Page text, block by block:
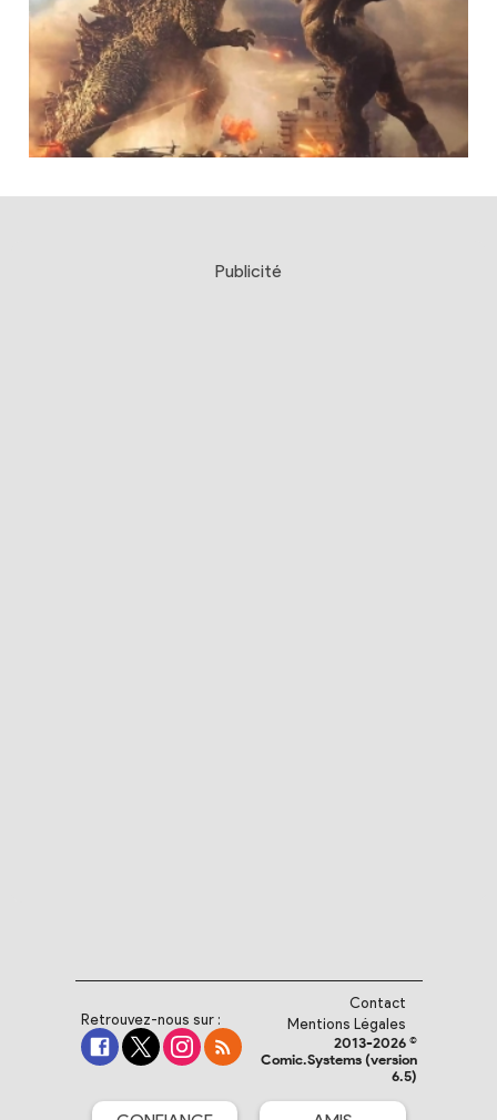
Publicité
Retrouvez-nous sur :
Contact
Mentions Légales
2013-2026 ©
Comic.Systems (version
6.5)